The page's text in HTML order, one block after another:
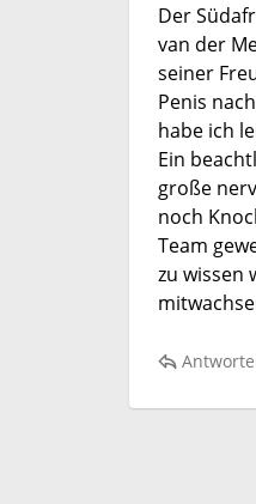
Der
van der
seiner
Penis
habe ich
Ein
große
noch
Team
zu wissen